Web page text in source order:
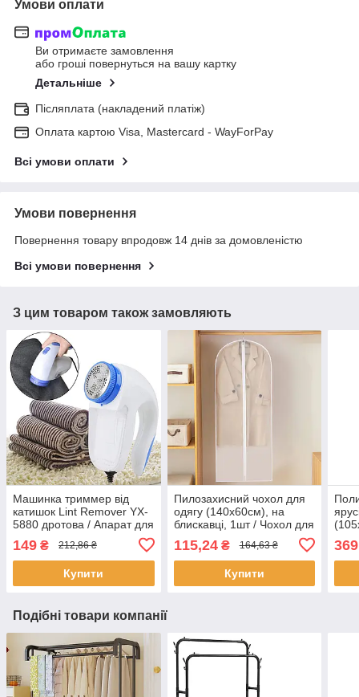
Умови оплати
Ви отримаєте замовлення
або гроші повернуться на вашу картку
Детальніше
Післяплата (накладений платіж)
Оплата картою Visa, Mastercard - WayForPay
Всі умови оплати
Умови повернення
Повернення товару впродовж 14 днів за домовленістю
Всі умови повернення
З цим товаром також замовляють
Машинка триммер від
катишок Lint Remover YX-
5880 дротова / Апарат для
149 ₴ 212,86 ₴
Купити
Пилозахисний чохол для
одягу (140х60см), на
блискавці, 1шт / Чохол для
зберігання одягу у шафі
115,24₴ 164,63 ₴
Купити
Подібні товари компанії